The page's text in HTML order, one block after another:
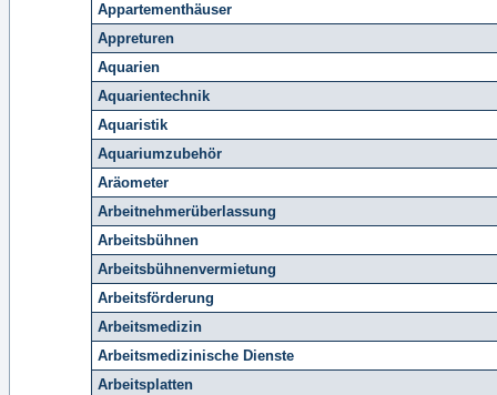
Appartementhäuser
Appreturen
Aquarien
Aquarientechnik
Aquaristik
Aquariumzubehör
Aräometer
Arbeitnehmerüberlassung
Arbeitsbühnen
Arbeitsbühnenvermietung
Arbeitsförderung
Arbeitsmedizin
Arbeitsmedizinische Dienste
Arbeitsplatten